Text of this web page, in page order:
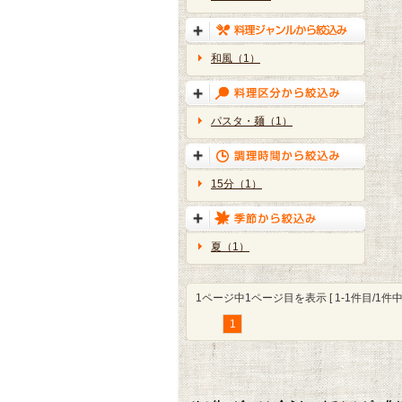
和風（1）
パスタ・麺（1）
15分（1）
夏（1）
1ページ中1ページ目を表示 [ 1-1件目/1件
1